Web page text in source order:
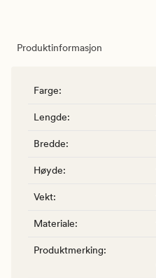
Produktinformasjon
Farge:
Lengde:
Bredde:
Høyde:
Vekt:
Materiale:
Produktmerking: